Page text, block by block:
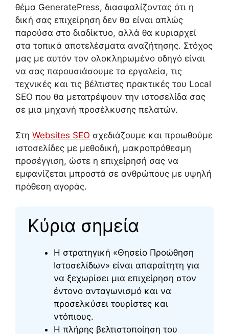
θέμα GeneratePress, διασφαλίζοντας ότι η
δική σας επιχείρηση δεν θα είναι απλώς
παρούσα στο διαδίκτυο, αλλά θα κυριαρχεί
στα τοπικά αποτελέσματα αναζήτησης. Στόχος
μας με αυτόν τον ολοκληρωμένο οδηγό είναι
να σας παρουσιάσουμε τα εργαλεία, τις
τεχνικές και τις βέλτιστες πρακτικές του Local
SEO που θα μετατρέψουν την ιστοσελίδα σας
σε μια μηχανή προσέλκυσης πελατών.
Στη Websites SEO σχεδιάζουμε και προωθούμε
ιστοσελίδες με μεθοδική, μακροπρόθεσμη
προσέγγιση, ώστε η επιχείρησή σας να
εμφανίζεται μπροστά σε ανθρώπους με υψηλή
πρόθεση αγοράς.
Κύρια σημεία
Η στρατηγική «Θησείο Προώθηση
Ιστοσελίδων» είναι απαραίτητη για
να ξεχωρίσει μια επιχείρηση στον
έντονο ανταγωνισμό και να
προσελκύσει τουρίστες και
ντόπιους.
Η πλήρης βελτιστοποίηση του